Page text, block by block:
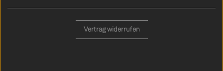
Vertrag widerrufen